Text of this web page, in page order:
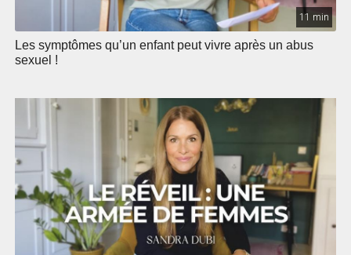
11 min
Les symptômes qu’un enfant peut vivre après un abus
sexuel !